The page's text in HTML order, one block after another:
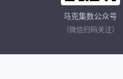
马克集数公众号
（微信扫码关注）